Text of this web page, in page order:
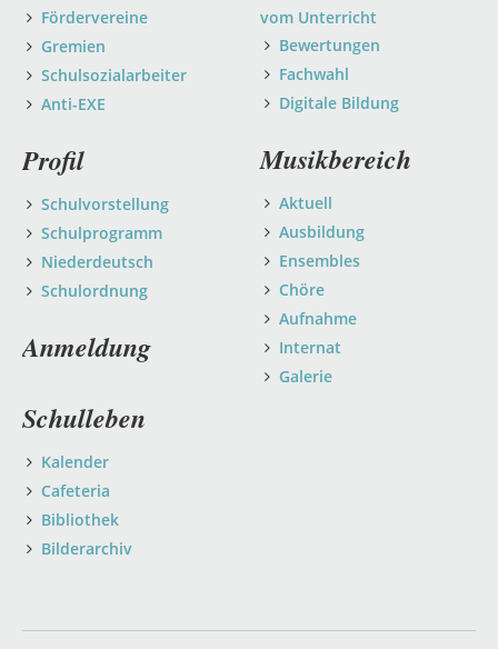
Fördervereine
Gremien
Schulsozialarbeiter
Anti-EXE
vom Unterricht
Bewertungen
Fachwahl
Digitale Bildung
Musikbereich
Aktuell
Ausbildung
Ensembles
Chöre
Aufnahme
Internat
Galerie
Profil
Schulvorstellung
Schulprogramm
Niederdeutsch
Schulordnung
Anmeldung
Schulleben
Kalender
Cafeteria
Bibliothek
Bilderarchiv